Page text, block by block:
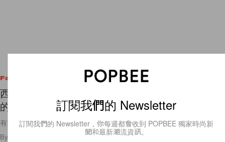
Fashion
西裝外套也能毫不拘謹，這個二手店舖能給你滿滿
的 Effortless Chic 穿搭靈感！
有些 Boyish 風格的率性隨意更好看了！
By 2019年7月16日
訂閱我們的 Newsletter
訂閱我們的 Newsletter，你每週都會收到 POPBEE 獨家時尚新
聞和最新潮流資訊。